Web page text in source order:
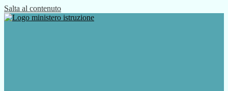
Salta al contenuto